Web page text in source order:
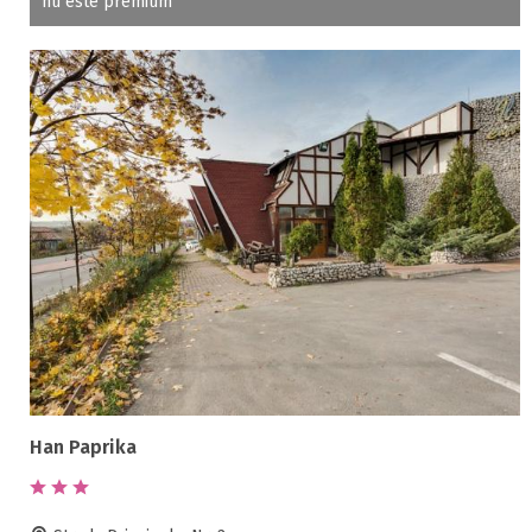
Han Paprika